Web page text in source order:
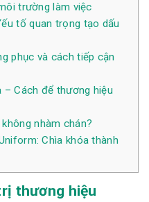
trường làm việc
tố quan trọng tạo dấu
phục và cách tiếp cận
– Cách để thương hiệu
nhàm chán?
Chìa khóa thành
thương hiệu